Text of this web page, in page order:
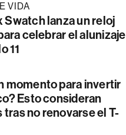
VIDA
Swatch lanza un reloj
celebrar el alunizaje
11
momento para invertir
Esto consideran
tras no renovarse el T-